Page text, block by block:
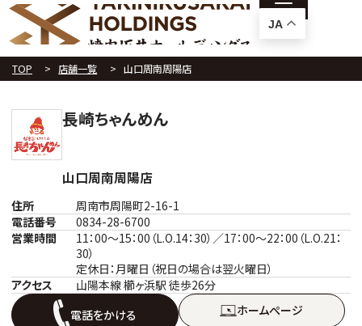
TOP 店舗一覧 山口周南周陽店
長崎ちゃんめん
山口周南周陽店
住所
周南市周陽町2-16-1
電話番号
0834-28-6700
営業時間
11：00～15：00（L.O.14：30）／17：00～22：00（L.O.21：
30）
定休日：月曜日（祝日の場合は翌火曜日）
アクセス
山陽本線 櫛ヶ浜駅 徒歩26分
電話をかける
ホームぺージ
JA